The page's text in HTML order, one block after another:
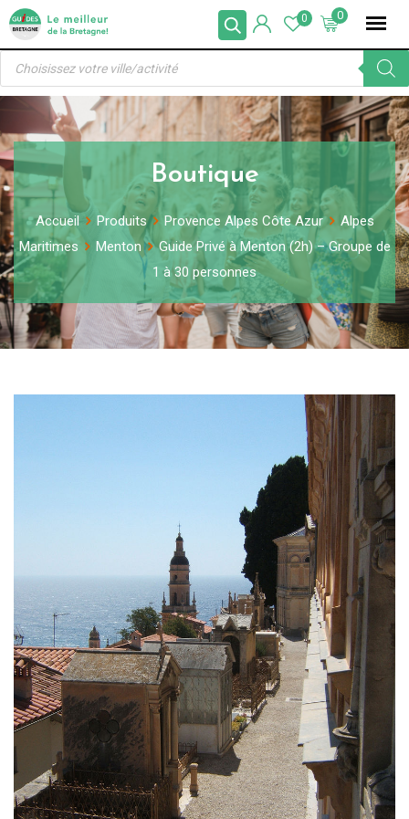
Skip
content
0
0
Recherche
produits
Boutique
Accueil Produits Provence Alpes Côte Azur
Alpes
Maritimes
Menton
Guide Privé à Menton (2h) – Groupe de
1 à 30 personnes